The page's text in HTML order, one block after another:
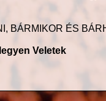
BÁRMIKOR ÉS
Veletek